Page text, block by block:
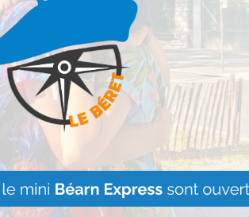
Voyages pour
gagnants
Lire Plus »